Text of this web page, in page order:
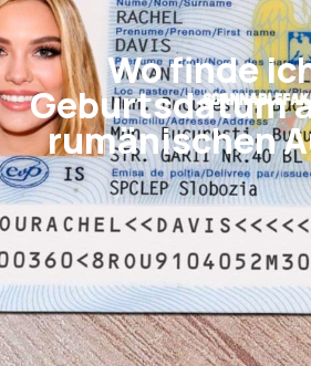
Wo finde
Geburtsdatum
rumänischen